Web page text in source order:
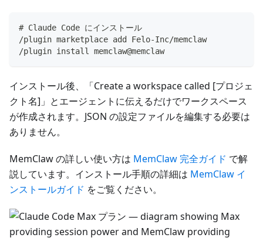
# Claude Code にインストール
/plugin marketplace add Felo-Inc/memclaw
/plugin install memclaw@memclaw
インストール後、「Create a workspace called [プロジェ
クト名]」とエージェントに伝えるだけでワークスペース
が作成されます。JSON の設定ファイルを編集する必要は
ありません。
MemClaw の詳しい使い方は MemClaw 完全ガイド で解
説しています。インストール手順の詳細は MemClaw イ
ンストールガイド をご覧ください。